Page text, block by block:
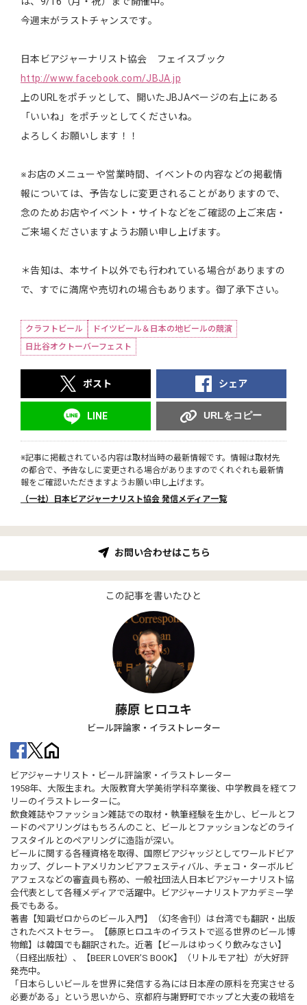
今週末がラストチャンスです。
日本ビアジャーナリスト協会 フェイスブック
http://www.facebook.com/JBJA.jp
上のURLをポチッとして、開いたJBJAページの右上にある
「いいね」をポチッとしてくださいね。
よろしくお願いします！！
※お店のメニューや営業時間、イベントの内容などの掲載情
報については、予告なしに変更されることがありますので、
念のためお店やイベント・サイトなどをご確認の上ご来店・
ご来場くださいますようお願い申し上げます。
＊告知は、本サイト以外でも行われている場合がありますの
で、すでに満席や売切れの場合もあります。御了承下さい。
クラフトビール
ドイツビール＆日本の地ビールの競演
日比谷オクトーバーフェスト
ポスト シェア
LINE URLをコピー
※記事に掲載されている内容は取材当時の最新情報です。情報は取材先
の都合で、予告なしに変更される場合がありますのでくれぐれも最新情
報をご確認いただきますようお願い申し上げます。
（一社）日本ビアジャーナリスト協会 発信メディア一覧
お問い合わせはこちら
この記事を書いたひと
藤原 ヒロユキ
ビール評論家・イラストレーター
ビアジャーナリスト・ビール評論家・イラストレーター
1958年、大阪生まれ。大阪教育大学美術学科卒業後、中学教員を経てフ
リーのイラストレーターに。
飲食雑誌やファッション雑誌での取材・執筆経験を生かし、ビールとフ
ードのペアリングはもちろんのこと、ビールとファッションなどのライ
フスタイルとのペアリングに造詣が深い。
ビールに関する各種資格を取得、国際ビアジャッジとしてワールドビア
カップ、グレートアメリカンビアフェスティバル、チェコ・ターボルビ
アフェスなどの審査員も務め、一般社団法人日本ビアジャーナリスト協
会代表として各種メディアで活躍中。ビアジャーナリストアカデミー学
長でもある。
著書【知識ゼロからのビール入門】（幻冬舎刊）は台湾でも翻訳・出版
されたベストセラー。【藤原ヒロユキのイラストで巡る世界のビール博
物館】は韓国でも翻訳された。近著【ビールはゆっくり飲みなさい】
（日経出版社）、【BEER LOVER’S BOOK】（リトルモア社）が大好評
発売中。
「日本らしいビールを世界に発信する為には日本産の原料を充実させる
必要がある」という思いから、京都府与謝野町でホップと大麦の栽培を